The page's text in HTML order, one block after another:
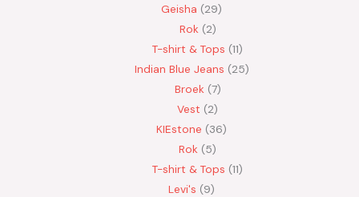
Geisha
29
Rok 2
T-shirt & Tops 11
Indian Blue Jeans 25
Broek 7
Vest
2
KIEstone
36
Rok
5
T-shirt & Tops 11
Levi's
9